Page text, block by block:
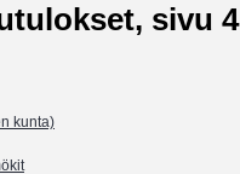
sivu 4
kunta)